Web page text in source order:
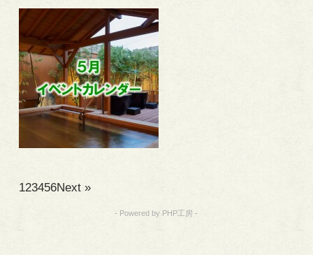
123456Next »
- Powered by PHP工房 -